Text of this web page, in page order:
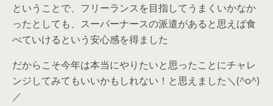
ということで、フリーランスを目指してうまくいかなか
ったとしても、スーパーナースの派遣があると思えば食
べていけるという安心感を得ました
だからこそ今年は本当にやりたいと思ったことにチャレ
ンジしてみてもいいかもしれない！と思えました＼(^o^)
／